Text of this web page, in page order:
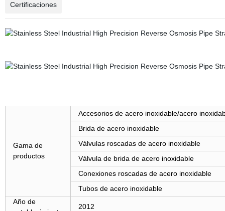
Certificaciones
Gama de
productos
Accesorios de acero inoxidable/acero
Brida de acero inoxidable
Válvulas roscadas de acero inoxidable
Válvula de brida de acero inoxidable
Conexiones roscadas de acero inoxidable
Tubos de acero inoxidable
Año de
2012